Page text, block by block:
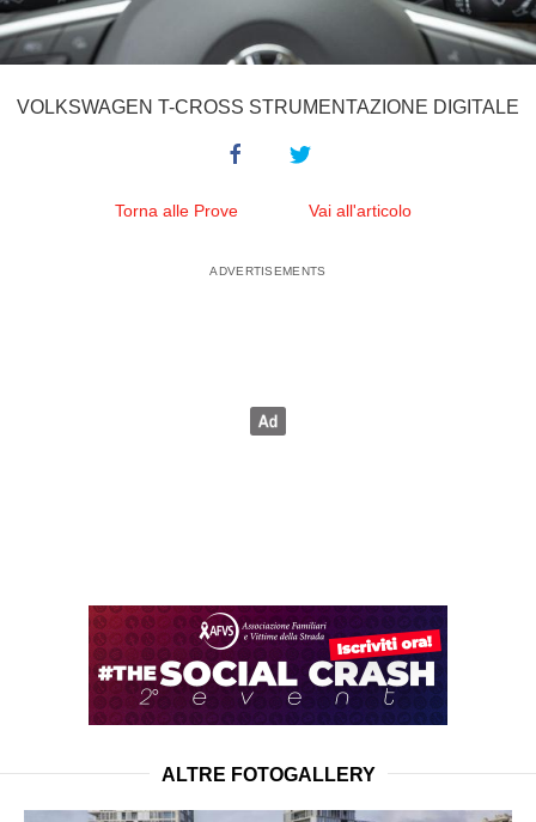
VOLKSWAGEN T-CROSS STRUMENTAZIONE DIGITALE
Torna alle Prove Vai all'articolo
ALTRE FOTOGALLERY